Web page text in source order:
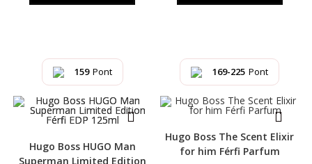
159 Pont
Hugo Boss HUGO Man
Superman Limited Edition
169-225 Pont
Hugo Boss The Scent Elixir
for him Férfi Parfum